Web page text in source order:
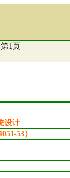
1页
设计
53）